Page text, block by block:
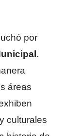
por
.
áreas
culturales